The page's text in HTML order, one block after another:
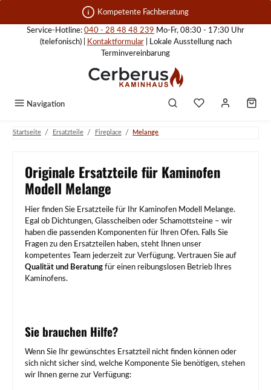
Zum Hauptinhalt springen Kompetente Fachberatung
Service-Hotline: 040 - 28 48 48 239 Mo-Fr, 08:30 - 17:30 Uhr
(telefonisch) |
Kontaktformular| Lokale Ausstellung nach
Terminvereinbarung
Navigation
Startseite / Ersatzteile / Fireplace / Melange
Originale Ersatzteile für Kaminofen
Modell Melange
Hier finden Sie Ersatzteile für Ihr Kaminofen Modell Melange.
Egal ob Dichtungen, Glasscheiben oder Schamottsteine – wir
haben die passenden Komponenten für Ihren Ofen. Falls Sie
Fragen zu den Ersatzteilen haben, steht Ihnen unser
kompetentes Team jederzeit zur Verfügung. Vertrauen Sie auf
Qualität und Beratung für einen reibungslosen Betrieb Ihres
Kaminofens.
Sie brauchen Hilfe?
Wenn Sie Ihr gewünschtes Ersatzteil nicht finden können oder
sich nicht sicher sind, welche Komponente Sie benötigen, stehen
wir Ihnen gerne zur Verfügung: